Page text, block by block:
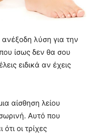
ανέξοδη λύση για την
ίσως δεν θα σου
ειδικά αν έχεις
αίσθηση λείου
Αυτό που
οι τρίχες